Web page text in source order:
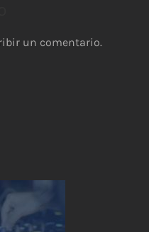
un comentario.